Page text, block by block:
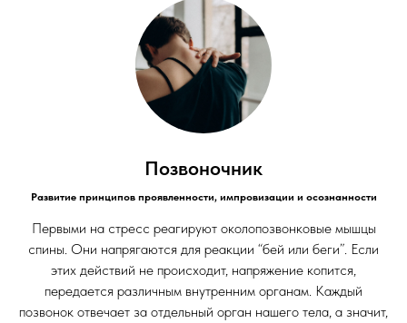
Позвоночник
Развитие принципов проявленности, импровизации и осознанности
Первыми на стресс реагируют околопозвонковые мышцы
спины. Они напрягаются для реакции “бей или беги”. Если
этих действий не происходит, напряжение копится,
передается различным внутренним органам. Каждый
позвонок отвечает за отдельный орган нашего тела, а значит,